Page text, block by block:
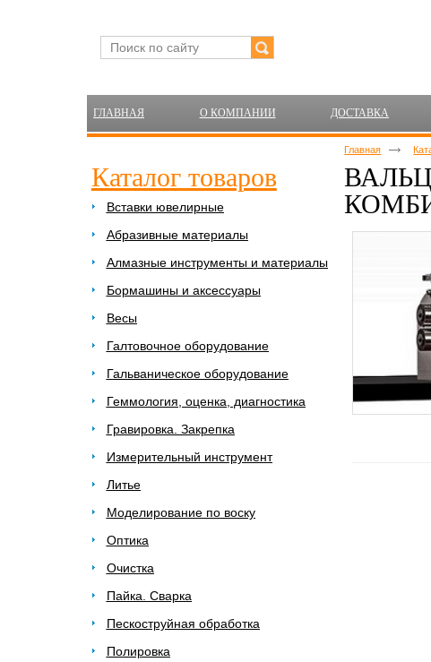
ГЛАВНАЯ О КОМПАНИИ ДОСТАВКА
Каталог товаров
Вставки ювелирные
Абразивные материалы
Алмазные инструменты и материалы
Бормашины и аксессуары
Весы
Галтовочное оборудование
Гальваническое оборудование
Геммология, оценка, диагностика
Гравировка. Закрепка
Измерительный инструмент
Литье
Моделирование по воску
Оптика
Очистка
Пайка. Сварка
Пескоструйная обработка
Полировка
Главная